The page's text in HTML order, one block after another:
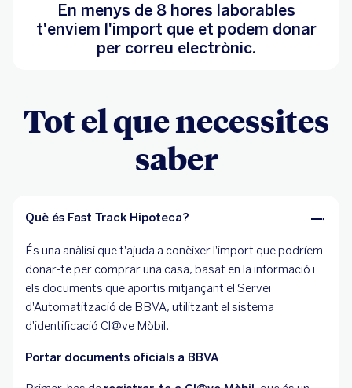
En menys de 8 hores laborables
t'enviem l'import que et podem donar
per correu electrònic.
Tot el que necessites
saber
Què és Fast Track Hipoteca?
És una anàlisi que t'ajuda a conèixer l'import que podríem
donar-te per comprar una casa, basat en la informació i
els documents que aportis mitjançant el Servei
d'Automatització de BBVA, utilitzant el sistema
d'identificació Cl@ve Mòbil.
Portar documents oficials a BBVA